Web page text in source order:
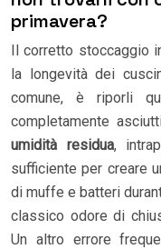
primavera?
Il corretto stoccaggio
la longevità dei
comune, è riporli
completamente
umidità residua,
sufficiente per creare
di muffe e batteri
classico odore di
Un altro errore